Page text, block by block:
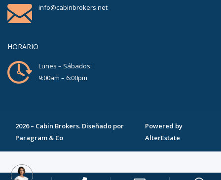
info@cabinbrokers.net
HORARIO
Lunes – Sábados:
9:00am – 6:00pm
2026– Cabin Brokers. Diseñado por
Paragram & Co
Powered by
AlterEstate